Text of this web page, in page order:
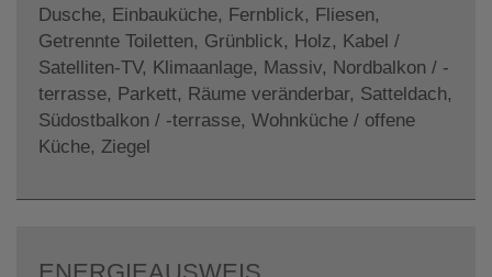
Dusche Einbauküche Fernblick
Fliesen
Getrennte Toiletten
Grünblick Holz
Kabel /
Satelliten-TV Klimaanlage Massiv Nordbalkon / -
terrasse Parkett Räume veränderbar Satteldach
Südostbalkon / -terrasse Wohnküche / offene
Küche Ziegel